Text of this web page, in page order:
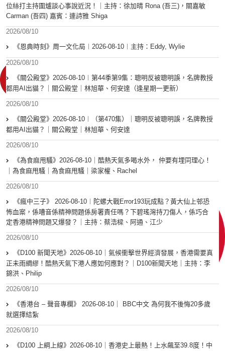
位絲打主持圍爐談心事說近況！｜主持：徐加晴 Rona (吾三)，關嘉敏
Carman (吾四) 嘉賓：連詩雅 Shiga
2026/08/10
《恩典時刻》周一文化局︱2026-08-10︱主持：Eddy, Wylie
2026/08/10
《關公殿堂》2026-08-10︱第44季第9集：聰明反被聰明誤，名牌教授
都用AI出貓？｜關公殿堂｜林旭華、何安達（逢星期一更新）
2026/08/10
《關公殿堂》2026-08-10︱（第470集）｜聰明反被聰明誤，名牌教授
都用AI出貓？｜關公殿堂｜林旭華、何安達
2026/08/10
《為食麻甩騷》2026-08-10｜酷熱天氣多喝水外， 仲要有埋同理心！
｜為食麻甩騷｜為食麻甩騷｜梁家權、Rachel
2026/08/10
《瘋中三子》 2026-08-10︱陀螺大戰Error193玩成點？黃大仙上邨恐
怖血案，係嘈音係精神問題係房署責任嗎？下碧瑤灣持刀傷人，係巧合
定香港精神問題又爆發？｜主持：蔡浩樑、阿通、江少
2026/08/10
《D100 新聞天地》2026-08-10｜氣候衝擊世界經濟發展，香港需要真
正未雨綢繆！酷熱天氣下港人應如何應對？｜D100新聞天地｜主持：李
錦洪、Philip
2026/08/10
《香港台 – 聲音專欄》 2026-08-10｜ BBC中文 為何我不後悔20多歲
就選擇結紮
2026/08/10
《D100 上綱上線》2026-08-10｜香港史上最熱！上水飆至39.8度！中